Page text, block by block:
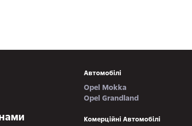
Автомобілі
Opel Mokka
Opel Grandland
Комерційні Автомобілі